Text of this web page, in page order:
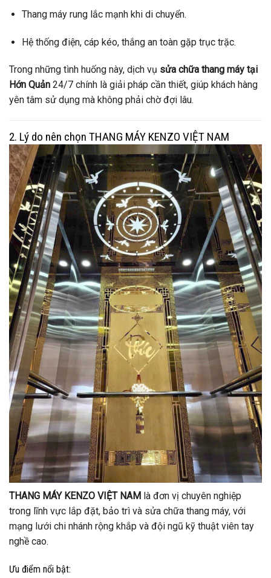
Thang máy rung lắc mạnh khi di chuyển.
Hệ thống điện, cáp kéo, thắng an toàn gặp trục trặc.
Trong những tình huống này, dịch vụ sửa chữa thang máy tại
Hớn Quản 24/7 chính là giải pháp cần thiết, giúp khách hàng
yên tâm sử dụng mà không phải chờ đợi lâu.
2. Lý do nên chọn THANG MÁY KENZO VIỆT NAM
THANG MÁY KENZO VIỆT NAM là đơn vị chuyên nghiệp
trong lĩnh vực lắp đặt, bảo trì và sửa chữa thang máy, với
mạng lưới chi nhánh rộng khắp và đội ngũ kỹ thuật viên tay
nghề cao.
Ưu điểm nổi bật: